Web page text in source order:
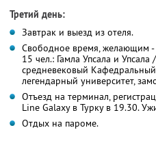
Третий день:
Завтрак и выезд из отеля.
Свободное время, желающим -
15 чел.: Гамла Упсала и Упсала
средневековый
легендарный университет,
Отъезд на терминал,
Line Galaxy в Турку в 19.30.
Отдых на пароме.